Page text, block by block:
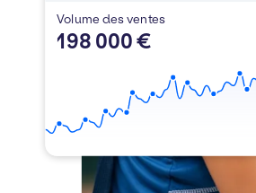
Volume des ventes
198 000 €